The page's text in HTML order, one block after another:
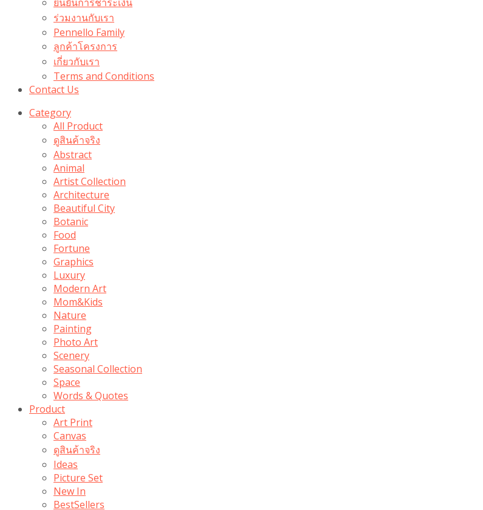
ร่วมงานกับเรา
Pennello Family
ลูกค้าโครงการ
เกี่ยวกับเรา
Terms and Conditions
Contact Us
Category
All Product
ดูสินค้าจริง
Abstract
Animal
Artist Collection
Architecture
Beautiful City
Botanic
Food
Fortune
Graphics
Luxury
Modern Art
Mom&Kids
Nature
Painting
Photo Art
Scenery
Seasonal Collection
Space
Words & Quotes
Product
Art Print
Canvas
ดูสินค้าจริง
Ideas
Picture Set
New In
BestSellers